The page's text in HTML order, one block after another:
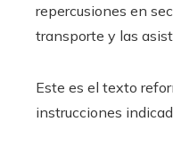
repercusiones en
transporte y las
Este es el texto
instrucciones